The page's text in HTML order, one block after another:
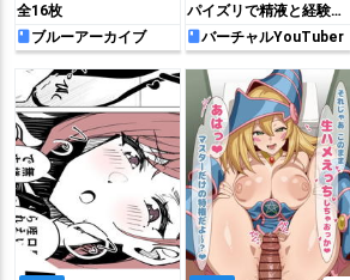
全16枚
ブルーアーカイブ
パイズリで精液と経験値
をお貢ぎしてしまう絵
バーチャルYouTuber